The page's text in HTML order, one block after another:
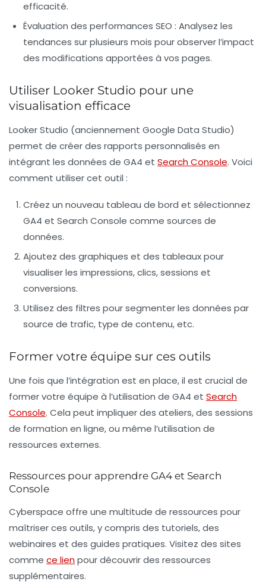
efficacité.
Évaluation des performances SEO : Analysez les
tendances sur plusieurs mois pour observer l’impact
des modifications apportées à vos pages.
Utiliser Looker Studio pour une
visualisation efficace
Looker Studio (anciennement Google Data Studio)
permet de créer des rapports personnalisés en
intégrant les données de GA4 et Search Console. Voici
comment utiliser cet outil :
Créez un nouveau tableau de bord et sélectionnez
GA4 et Search Console comme sources de
données.
Ajoutez des graphiques et des tableaux pour
visualiser les impressions, clics, sessions et
conversions.
Utilisez des filtres pour segmenter les données par
source de trafic, type de contenu, etc.
Former votre équipe sur ces outils
Une fois que l’intégration est en place, il est crucial de
former votre équipe à l’utilisation de GA4 et Search
Console. Cela peut impliquer des ateliers, des sessions
de formation en ligne, ou même l’utilisation de
ressources externes.
Ressources pour apprendre GA4 et Search
Console
Cyberspace offre une multitude de ressources pour
maîtriser ces outils, y compris des tutoriels, des
webinaires et des guides pratiques. Visitez des sites
comme ce lienpour découvrir des ressources
supplémentaires.